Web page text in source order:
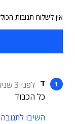
אין לשלוח תגובות
ד לפני 3 שנים
כל הכבוד
השיבו לתגובה